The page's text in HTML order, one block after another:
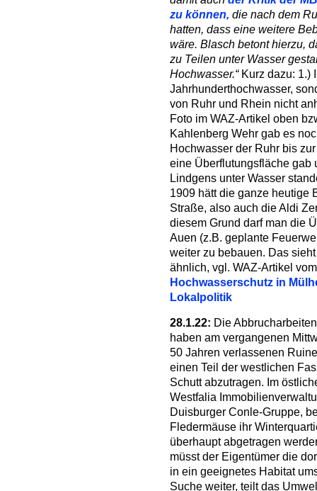
zu können, die nach dem
hatten, dass eine weitere
wäre. Blasch betont hierzu,
zu Teilen unter Wasser
Hochwasser.“ Kurz dazu: 1.)
Jahrhunderthochwasser,
von Ruhr und Rhein nicht
Foto im WAZ-Artikel oben
Kahlenberg Wehr gab es
Hochwasser der Ruhr bis
eine Überflutungsfläche gab
Lindgens unter Wasser
1909 hätt die ganze heutige
Straße, also auch die Aldi
diesem Grund darf man die
Auen (z.B. geplante
weiter zu bebauen. Das
ähnlich, vgl. WAZ-Artikel
Hochwasserschutz in
Lokalpolitik
28.1.22: Die
haben am vergangenen
50 Jahren verlassenen
einen Teil der westlichen
Schutt abzutragen. Im
Westfalia
Duisburger Conle-Gruppe,
Fledermäuse ihr
überhaupt abgetragen
müsst der Eigentümer die
in ein geeignetes Habitat
Suche weiter, teilt das